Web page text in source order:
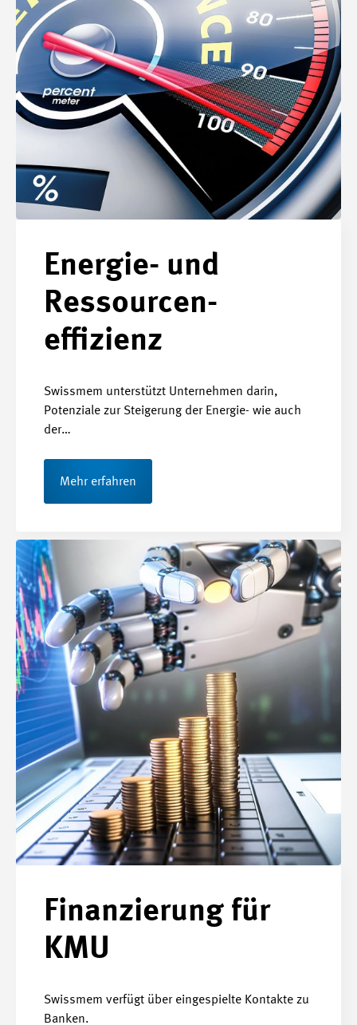
Energie- und
Ressourcen­
effizienz
Swissmem unterstützt Unternehmen darin,
Potenziale zur Steigerung der Energie- wie auch
der…
Mehr erfahren
Finanzierung für
KMU
Swissmem verfügt über eingespielte Kontakte zu
Banken.